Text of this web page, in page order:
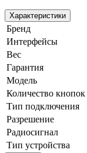
Характеристики
Бренд
Интерфейсы
Вес
Гарантия
Модель
Количество кнопок
Тип подключения
Разрешение
Радиосигнал
Тип устройства